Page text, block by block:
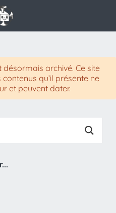
archivé. Ce site
qu’il présente ne
et peuvent dater.